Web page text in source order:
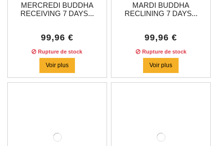
MERCREDI BUDDHA
RECEIVING 7 DAYS...
99,96 €
Rupture de stock
Voir plus
MARDI BUDDHA
RECLINING 7 DAYS...
99,96 €
Rupture de stock
Voir plus